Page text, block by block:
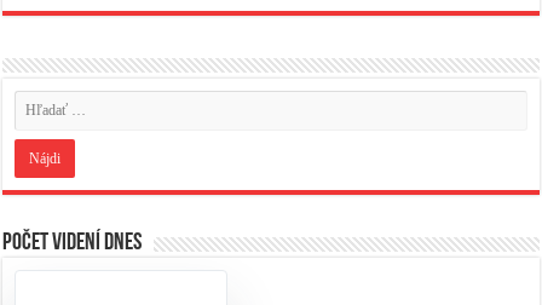
Počet videní dnes